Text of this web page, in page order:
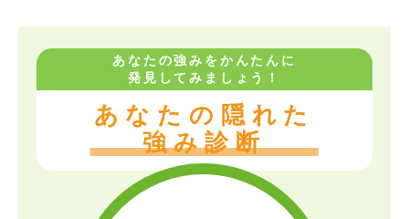
あなたの強みをかんたんに
発見してみましょう！
あなたの隠れた
強み診断